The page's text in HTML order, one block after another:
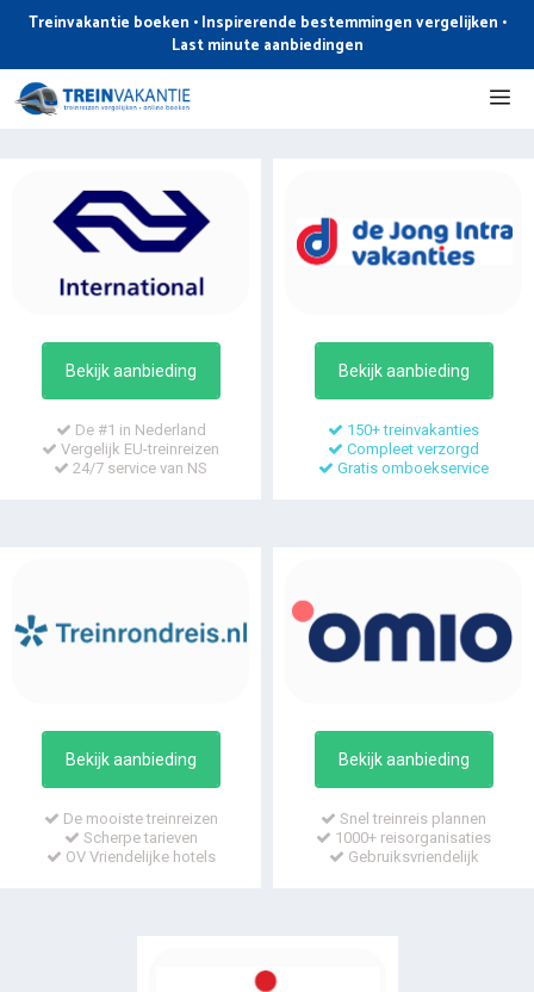
de
inhoud
Treinvakantie boeken • Inspirerende bestemmingen vergelijken •
Last minute aanbiedingen
Bekijk aanbieding
De #1 in Nederland
Vergelijk EU-treinreizen
24/7 service van NS
Bekijk aanbieding
150+ treinvakanties
Compleet verzorgd
Gratis omboekservice
Bekijk aanbieding
De mooiste treinreizen
Scherpe tarieven
OV Vriendelijke hotels
Bekijk aanbieding
Snel treinreis plannen
1000+ reisorganisaties
Gebruiksvriendelijk